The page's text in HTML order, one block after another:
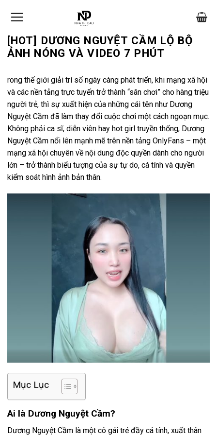
[HOT] DƯƠNG NGUYỆT CẦM LỘ BỘ
ẢNH NÓNG VÀ VIDEO 7 PHÚT
rong thế giới giải trí số ngày càng phát triển, khi mạng xã hội
và các nền tảng trực tuyến trở thành “sân chơi” cho hàng triệu
người trẻ, thì sự xuất hiện của những cái tên như Dương
Nguyệt Cầm đã làm thay đổi cuộc chơi một cách ngoạn mục.
Không phải ca sĩ, diễn viên hay hot girl truyền thống, Dương
Nguyệt Cầm nổi lên mạnh mẽ trên nền tảng OnlyFans – một
mạng xã hội chuyên về nội dung độc quyền dành cho người
lớn – trở thành biểu tượng của sự tự do, cá tính và quyền
kiểm soát hình ảnh bản thân.
Mục Lục
Ai là Dương Nguyệt Cầm?
Dương Nguyệt Cầm là một cô gái trẻ đầy cá tính, xuất thân